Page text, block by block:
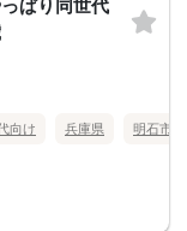
ぱり同世代
向け 兵庫県 明石市